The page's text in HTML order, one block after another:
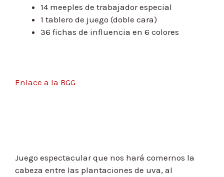
14 meeples de trabajador especial
1 tablero de juego (doble cara)
36 fichas de influencia en 6 colores
Enlace a la BGG
Juego espectacular que nos hará comernos la
cabeza entre las plantaciones de uva, al